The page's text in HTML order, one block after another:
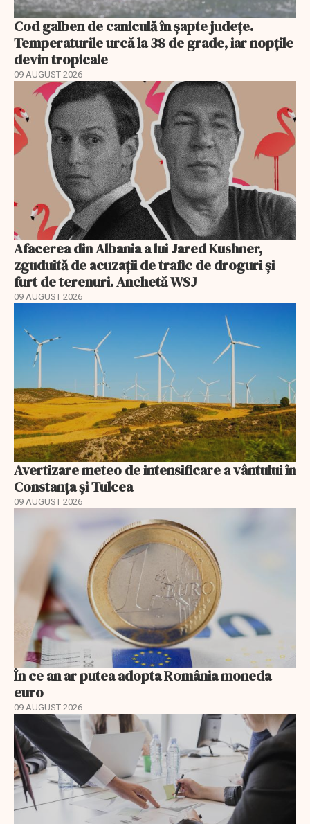
Cod galben de caniculă în șapte județe.
Temperaturile urcă la 38 de grade, iar nopțile
devin tropicale
09 AUGUST 2026
Afacerea din Albania a lui Jared Kushner,
zguduită de acuzații de trafic de droguri și
furt de terenuri. Anchetă WSJ
09 AUGUST 2026
Avertizare meteo de intensificare a vântului în
Constanța și Tulcea
09 AUGUST 2026
În ce an ar putea adopta România moneda
euro
09 AUGUST 2026